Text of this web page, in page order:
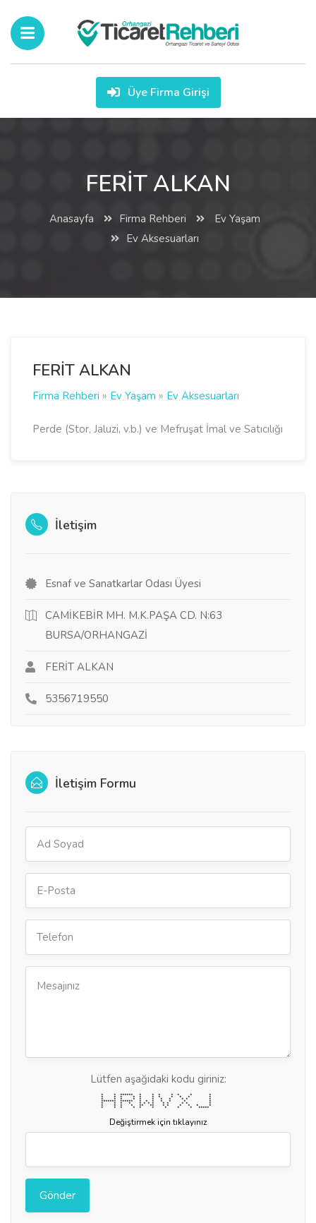
Üye Firma Girişi
FERİT ALKAN
Anasayfa Firma Rehberi
Ev Yaşam
Ev Aksesuarları
FERİT ALKAN
Firma Rehberi » Ev Yaşam » Ev Aksesuarları
Perde (Stor, Jaluzi, v.b.) ve Mefruşat İmal ve Satıcılığı
İletişim
Esnaf ve Sanatkarlar Odası Üyesi
CAMİKEBİR MH. M.K.PAŞA CD. N:63
BURSA/ORHANGAZİ
FERİT ALKAN
5356719550
İletişim Formu
Lütfen aşağıdaki kodu giriniz:
* * ****** * * * * * * *
* * * * * * * * * * *
* * * * * * * * * * *
******* ****** * * * * * * *
* * * * * * * * * * * * *
* * * * ** ** * * * * * *
* * * * * * * * * *****
Değiştirmek için tıklayınız